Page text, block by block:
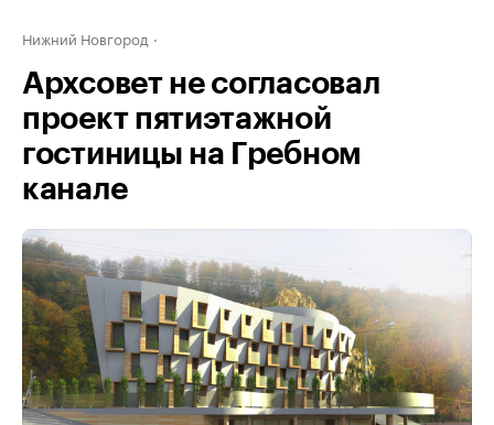
Нижний Новгород
Архсовет не согласовал
проект пятиэтажной
гостиницы на Гребном
канале